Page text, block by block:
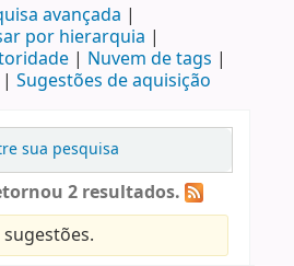
avançada
por hierarquia
Nuvem de tags
Sugestões de aquisição
sua pesquisa
2 resultados.